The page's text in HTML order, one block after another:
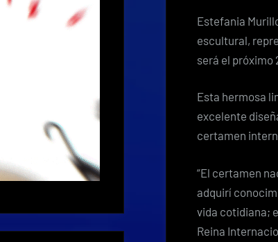
Estefania
escultural,
será el próximo
Esta hermosa
excelente
certamen
“El certamen
adquirí
vida cotidiana;
Reina